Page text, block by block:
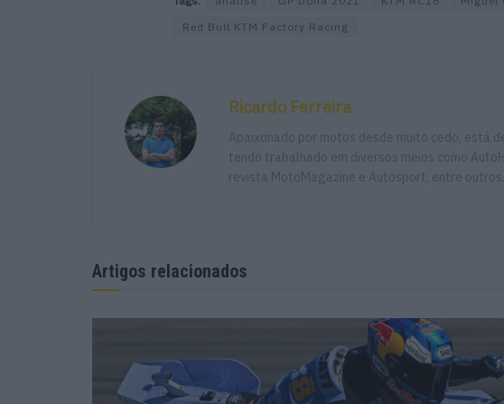
Red Bull KTM Factory Racing
Ricardo Ferreira
Apaixonado por motos desde muito cedo, está
tendo trabalhado em diversos meios como
revista MotoMagazine e Autosport, entre outros.
Artigos relacionados